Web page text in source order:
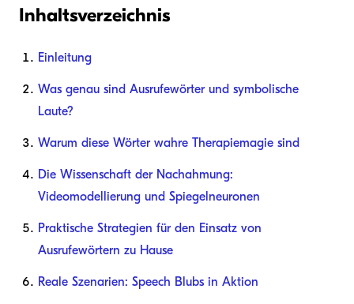
Inhaltsverzeichnis
Einleitung
Was genau sind Ausrufewörter und symbolische
Laute?
Warum diese Wörter wahre Therapiemagie sind
Die Wissenschaft der Nachahmung:
Videomodellierung und Spiegelneuronen
Praktische Strategien für den Einsatz von
Ausrufewörtern zu Hause
Reale Szenarien: Speech Blubs in Aktion